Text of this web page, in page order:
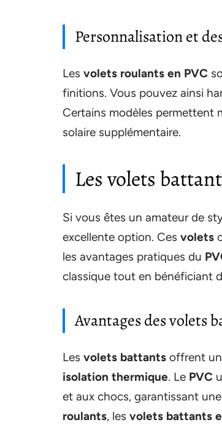
Personnalisation et
Les volets roulants en PVC
finitions. Vous pouvez ainsi
Certains modèles permettent
solaire supplémentaire.
Les volets
Si vous êtes un amateur de
excellente option. Ces volets
les avantages pratiques du
classique tout en bénéficiant
Avantages des volets
Les volets battants offrent
isolation thermique. Le PVC
et aux chocs, garantissant
roulants, les volets battants